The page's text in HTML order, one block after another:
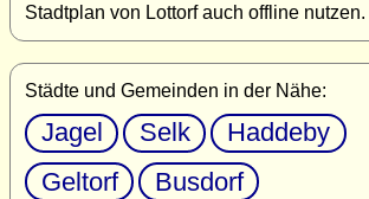
Stadtplan von Lottorf auch offline nutzen.
Städte und Gemeinden in der Nähe:
Jagel Selk
Haddeby
Geltorf
Busdorf